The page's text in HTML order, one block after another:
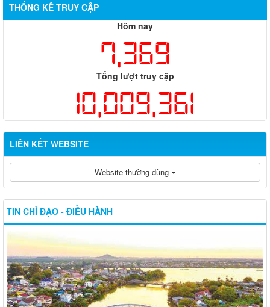
THỐNG KÊ TRUY CẬP
Hôm nay
7,369
Tổng lượt truy cập
10,009,361
LIÊN KẾT WEBSITE
Website thường dùng
TIN CHỈ ĐẠO - ĐIỀU HÀNH